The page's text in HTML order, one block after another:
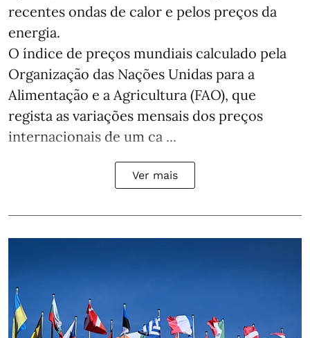
recentes ondas de calor e pelos preços da
energia.
O índice de preços mundiais calculado pela
Organização das Nações Unidas para a
Alimentação e a Agricultura (FAO), que
regista as variações mensais dos preços
internacionais de um ca ...
Ver mais